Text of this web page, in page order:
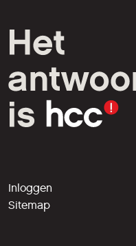
Inloggen
Sitemap